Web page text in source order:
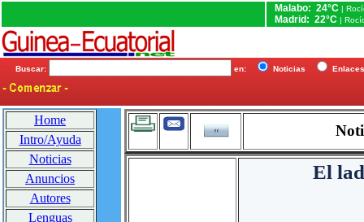
Malabo: 24°C |
Madrid: 22°C |
Buscar: en: Noticias
Home
Intro/Ayuda
Noticias
Anuncios
Autores
Lenguas
El